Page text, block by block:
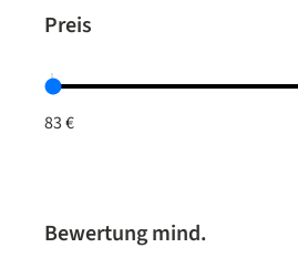
Preis
Bewertung mind.